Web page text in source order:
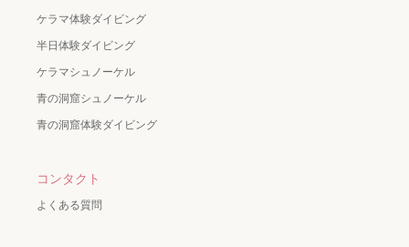
ケラマ体験ダイビング
半日体験ダイビング
ケラマシュノーケル
青の洞窟シュノーケル
青の洞窟体験ダイビング
コンタクト
よくある質問